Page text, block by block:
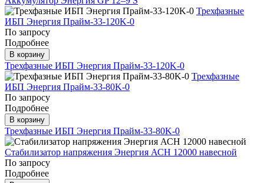
Трехфазные
ИБП Энергия Прайм-33-120K-0
По запросу
Подробнее
В корзину
Трехфазные ИБП Энергия Прайм-33-120K-0
Трехфазные
ИБП Энергия Прайм-33-80K-0
По запросу
Подробнее
В корзину
Трехфазные ИБП Энергия Прайм-33-80K-0
Стабилизатор напряжения Энергия АСН 12000 навесной
По запросу
Подробнее